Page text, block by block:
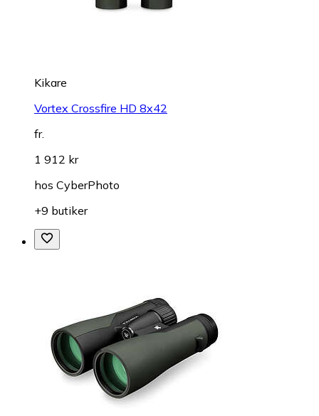
Kikare
Vortex Crossfire HD 8x42
fr.
1 912 kr
hos CyberPhoto
+9 butiker